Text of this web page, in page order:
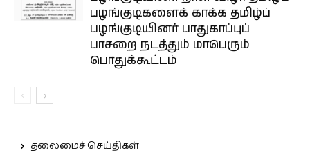
பழங்குடிகளைக் காக்க தமிழ்ப்
பழங்குடியினர் பாதுகாப்புப்
பாசறை நடத்தும் மாபெரும்
பொதுக்கூட்டம்
தலைமைச் செய்திகள்